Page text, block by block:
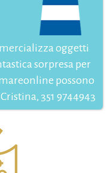
oggetti
sorpresa per
possono
351 9744943